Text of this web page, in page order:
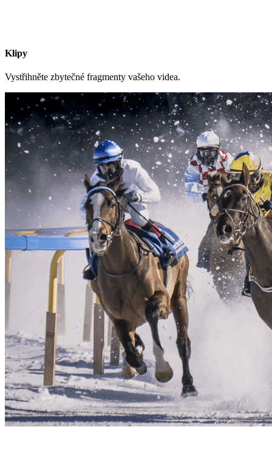
Klipy
Vystřihněte zbytečné fragmenty vašeho videa.